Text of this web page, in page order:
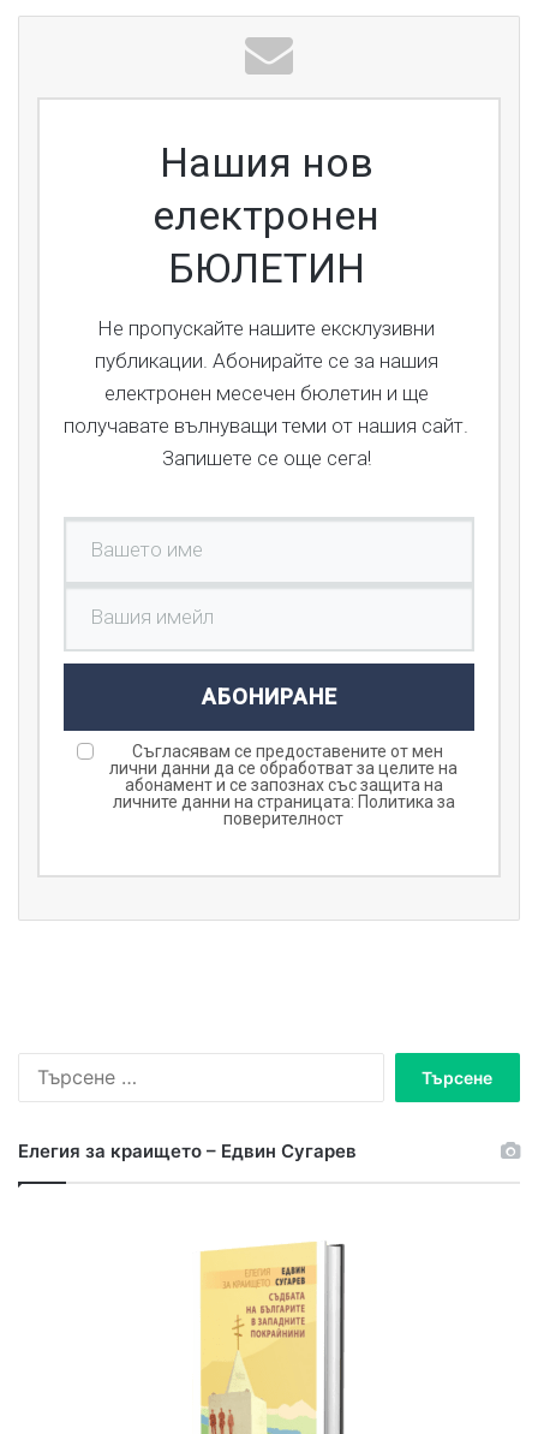
bo
ok
Нашия нов
електронен
БЮЛЕТИН
Не пропускайте нашите ексклузивни
публикации. Абонирайте се за нашия
електронен месечен бюлетин и ще
получавате вълнуващи теми от нашия сайт.
Запишете се още сега!
АБОНИРАНЕ
Съгласявам се предоставените от мен
лични данни да се обработват за целите на
абонамент и се запознах със защита на
личните данни на страницата: Политика за
поверителност
Елегия за краището – Едвин Сугарев